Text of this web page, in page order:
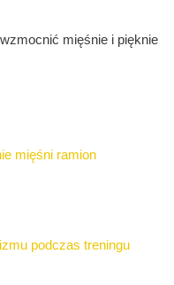
mięśnie i pięknie
mięśni ramion
podczas treningu